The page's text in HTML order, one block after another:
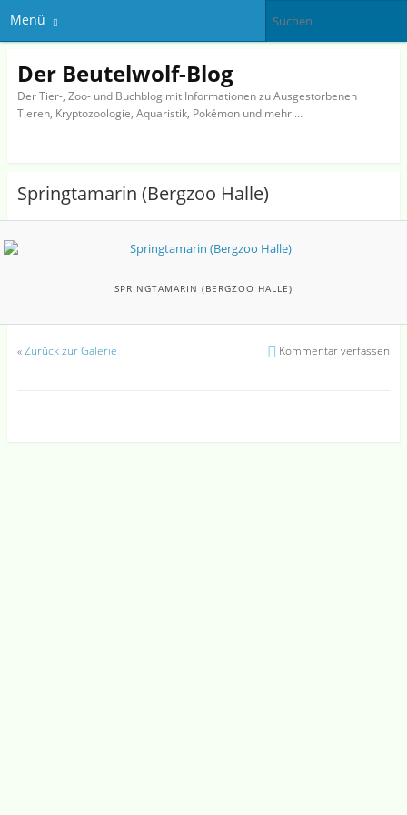
Menü
Der Beutelwolf-Blog
Der Tier-, Zoo- und Buchblog mit Informationen zu Ausgestorbenen
Tieren, Kryptozoologie, Aquaristik, Pokémon und mehr …
Springtamarin (Bergzoo Halle)
SPRINGTAMARIN (BERGZOO HALLE)
«Zurück zur Galerie Kommentar verfassen